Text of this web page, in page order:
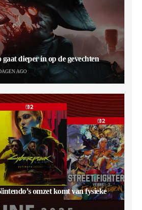
dieper in op de gevechten
AGO
omzet komt van fysieke